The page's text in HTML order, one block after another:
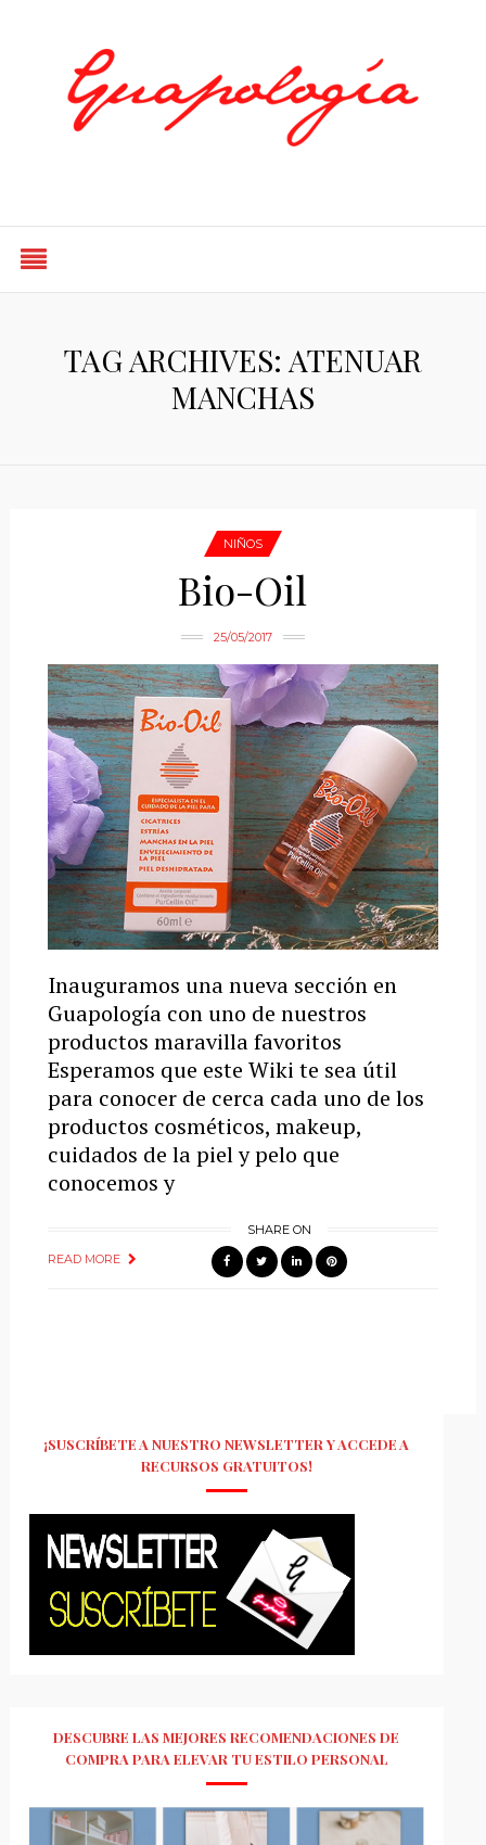
TAG ARCHIVES: ATENUAR
MANCHAS
NIÑOS
Bio-Oil
25/05/2017
Inauguramos una nueva sección en
Guapología con uno de nuestros
productos maravilla favoritos
Esperamos que este Wiki te sea útil
para conocer de cerca cada uno de los
productos cosméticos, makeup,
cuidados de la piel y pelo que
conocemos y
READ MORE
SHARE ON
¡SUSCRÍBETE A NUESTRO NEWSLETTER Y ACCEDE A
RECURSOS GRATUITOS!
DESCUBRE LAS MEJORES RECOMENDACIONES DE
COMPRA PARA ELEVAR TU ESTILO PERSONAL